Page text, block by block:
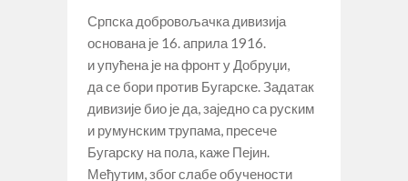
Српска добровољачка дивизија
основана је 16. априла 1916.
и упућена је на фронт у Добруџи,
да се бори против Бугарске. Задатак
дивизије био је да, заједно са руским
и румунским трупама, пресече
Бугарску на пола, каже Пејин.
Међутим, због слабе обучености